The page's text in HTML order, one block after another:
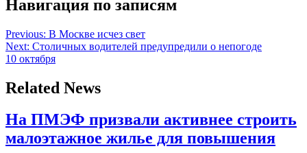
Навигация по записям
Previous: В Москве исчез свет
Next: Столичных водителей предупредили о непогоде
10 октября
Related News
На ПМЭФ призвали активнее строить
малоэтажное жилье для повышения